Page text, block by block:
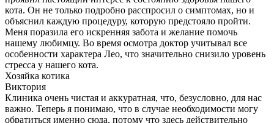
кота. Он не только подробно расспросил о симптомах, но и
объяснил каждую процедуру, которую предстояло пройти.
Меня поразила его искренняя забота и желание помочь
нашему любимцу. Во время осмотра доктор учитывал все
особенности характера Лео, что значительно снизило уровень
стресса у нашего кота.
Хозяйка котика
Виктория
Клиника очень чистая и аккуратная, что, безусловно, для нас
важно. Теперь я понимаю, что в случае необходимости могу
обратиться именно сюда, потому что здесь действительно